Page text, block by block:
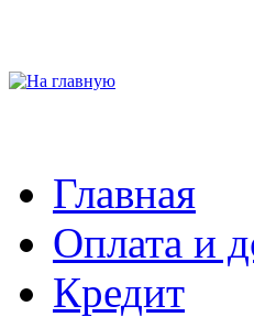
Главная
Оплата и
Кредит